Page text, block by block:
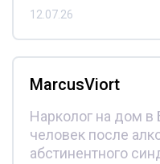
12.07.26
MarcusViort
Нарколог на дом в
человек после
абстинентного